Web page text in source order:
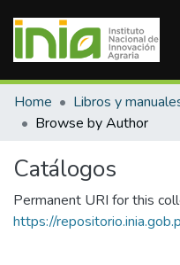
Communities & Collections
All of DSpace
Home Libros y
Browse by Author
Catálogos
Permanent URI for this
https://